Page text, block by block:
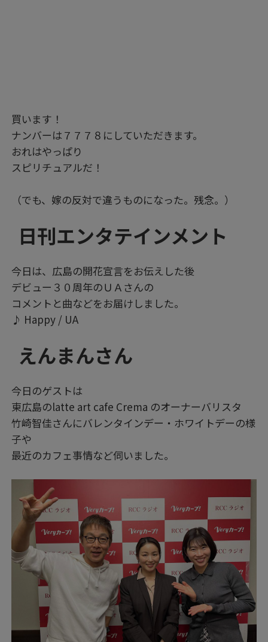
買います！
ナンバーは７７７８にしていただきます。
おれはやっぱり
スピリチュアルだ！
（でも、嫁の反対で違うものになった。残念。）
日刊エンタテインメント
今日は、広島の開花宣言をお伝えした後
デビュー３０周年のＵＡさんの
コメントと曲などをお届けしました。
♪ Happy / UA
えんまんさん
今日のゲストは
東広島のlatte art cafe Crema のオーナーバリスタ
竹崎智佳さんにバレンタインデー・ホワイトデーの様
子や
最近のカフェ事情など伺いました。